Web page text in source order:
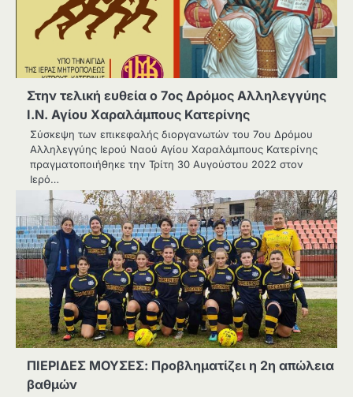
Στην τελική ευθεία ο 7ος Δρόμος Αλληλεγγύης
Ι.Ν. Αγίου Χαραλάμπους Κατερίνης
Σύσκεψη των επικεφαλής διοργανωτών του 7ου Δρόμου
Αλληλεγγύης Ιερού Ναού Αγίου Χαραλάμπους Κατερίνης
πραγματοποιήθηκε την Τρίτη 30 Αυγούστου 2022 στον
Ιερό…
ΠΙΕΡΙΔΕΣ ΜΟΥΣΕΣ: Προβληματίζει η 2η απώλεια
βαθμών